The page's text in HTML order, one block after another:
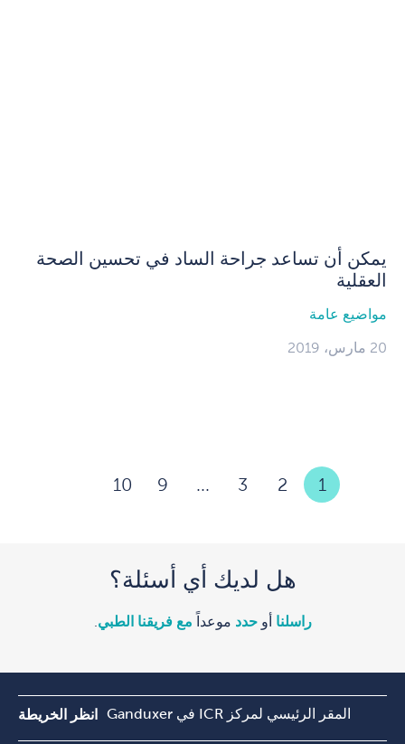
يمكن أن تساعد جراحة الساد في تحسين الصحة
العقلية
مواضيع عامة
20 مارس، 2019
1
2
3
...
9
10
هل لديك أي أسئلة؟
راسلنا أوحدد موعداً مع فريقنا الطبي
المقر الرئيسي لمركز ICR في Ganduxer انظر الخريطة